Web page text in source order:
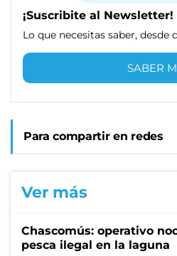
¡Suscribite al Newsletter!
Lo que necesitas saber, desde
SABER
Para compartir en redes
Ver más
Chascomús: operativo
pesca ilegal en la laguna